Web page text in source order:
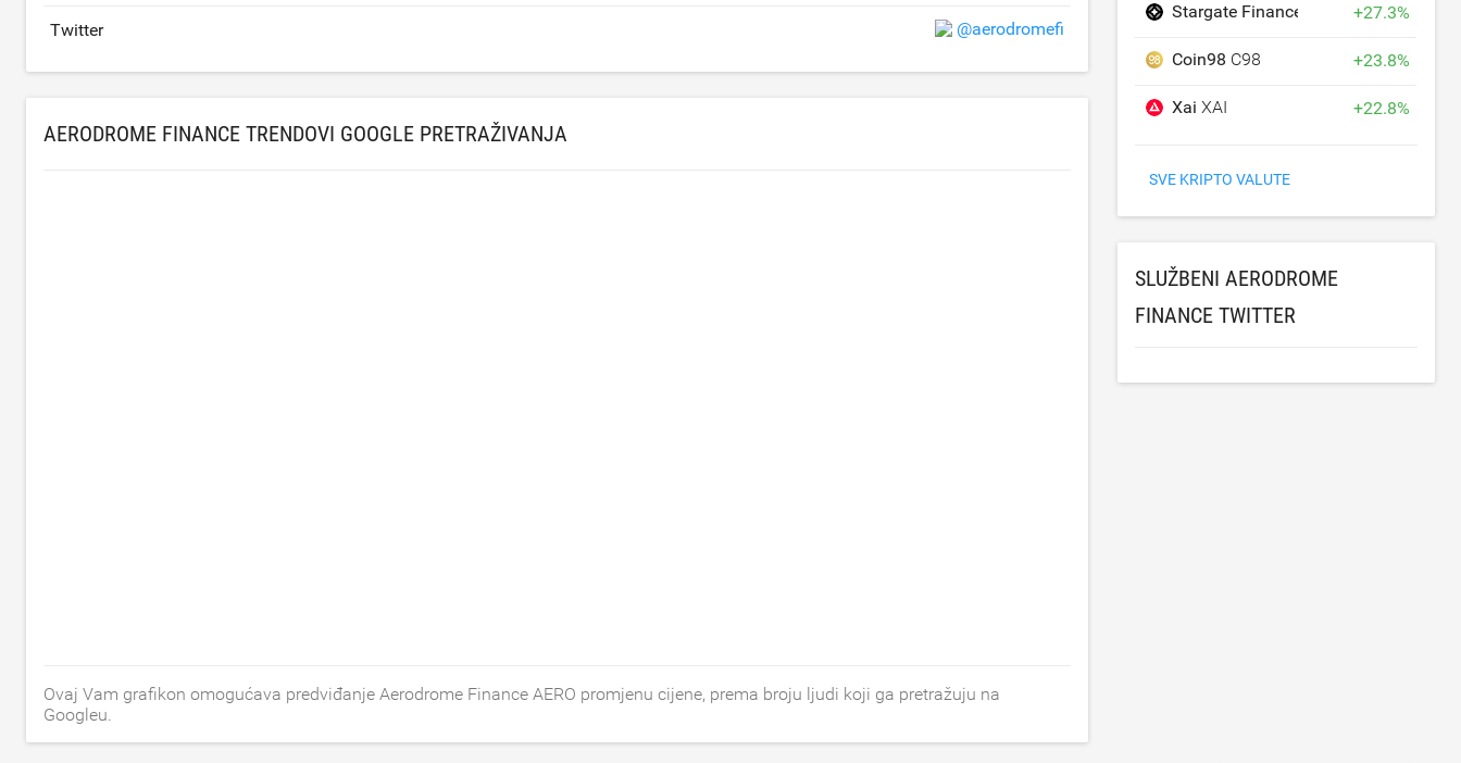
Twitter @aerodromefi
AERODROME FINANCE TRENDOVI GOOGLE PRETRAŽIVANJA
Ovaj Vam grafikon omogućava predviđanje Aerodrome Finance AERO promjenu cijene, prema broju ljudi koji ga pretražuju na
Googleu.
Stargate Finance +27.3%
Coin98 C98 +23.8%
XaiXAI +22.8%
SVE KRIPTO VALUTE
SLUŽBENI AERODROME
FINANCE TWITTER